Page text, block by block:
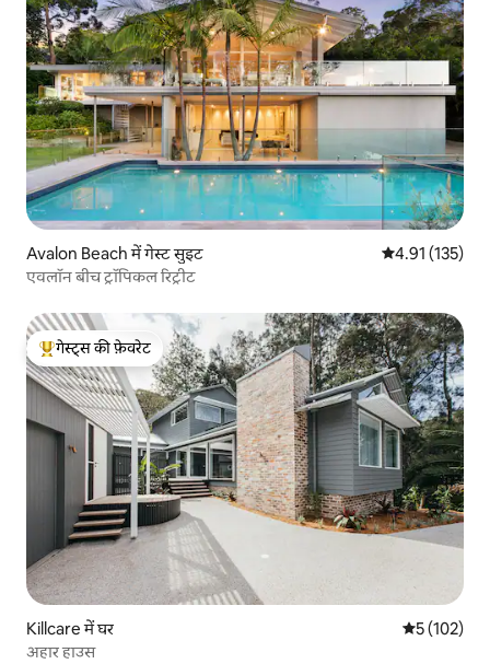
Avalon Beach में गेस्ट सुइट औसत रेटिंग 5 में से
4.91 (135)
एवलॉन बीच ट्रॉपिकल रिट्रीट
गेस्ट्स का टॉप फ़ेवरेट
गेस्ट्स की फ़ेवरेट
Killcare में घर औसत रेटिंग 5
5 (102)
अहार हाउस